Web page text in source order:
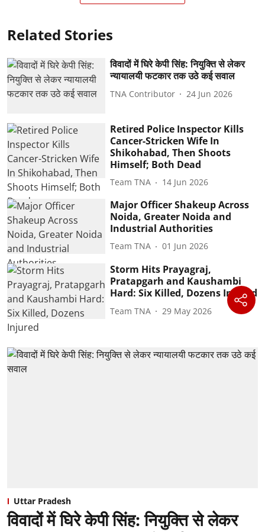
Related Stories
विवादों में घिरे केपी सिंह: नियुक्ति से लेकर
न्यायालयी फटकार तक उठे कई सवाल
TNA Contributor 24 Jun 2026
Retired Police Inspector Kills
Cancer-Stricken Wife In
Shikohabad, Then Shoots
Himself; Both Dead
Team TNA 14 Jun 2026
Major Officer Shakeup Across
Noida, Greater Noida and
Industrial Authorities
Team TNA 01 Jun 2026
Storm Hits Prayagraj,
Pratapgarh and Kaushambi
Hard: Six Killed, Dozens Injured
Team TNA 29 May 2026
Uttar Pradesh
विवादों में घिरे केपी सिंह: नियुक्ति से लेकर